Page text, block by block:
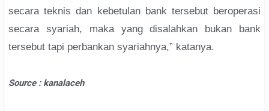
secara teknis dan kebetulan bank tersebut beroperasi
secara syariah, maka yang disalahkan bukan bank
tersebut tapi perbankan syariahnya,” katanya.
Source : kanalaceh